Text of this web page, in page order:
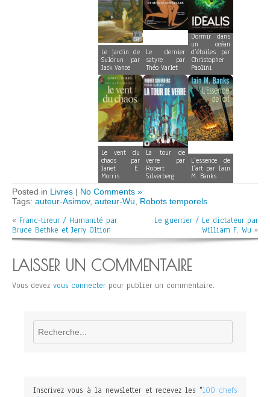
Le jardin de
Suldrun par
Jack Vance
Le dernier
satyre par
Théo Varlet
Dormir dans
un océan
d’étoiles par
Christopher
Paolini
Le vent du
chaos par
Janet E.
Morris
La tour de
verre par
Robert
Silverberg
L’essence de
l’art par Iain
M. Banks
Posted in Livres | No Comments »
Tags: auteur-Asimov, auteur-Wu, Robots temporels
« Franc-tireur / Humanité par
Bruce Bethke et Jerry Oltion
Le guerrier / Le dictateur par
William F. Wu »
LAISSER UN COMMENTAIRE
Vous devez vous connecter pour publier un commentaire.
Rechercher
Inscrivez vous à la newsletter et recevez les "100 chefs